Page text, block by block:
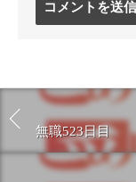
無職523日目